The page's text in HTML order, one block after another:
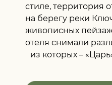
стиле, территория
на берегу реки
живописных
отеля снимали
из которых –